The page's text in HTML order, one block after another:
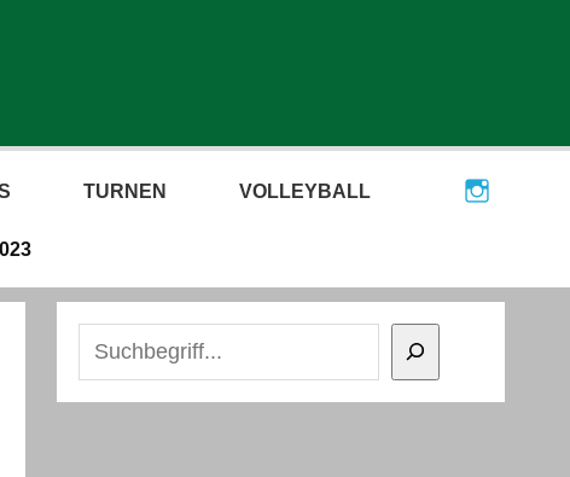
TURNEN VOLLEYBALL
Suchen